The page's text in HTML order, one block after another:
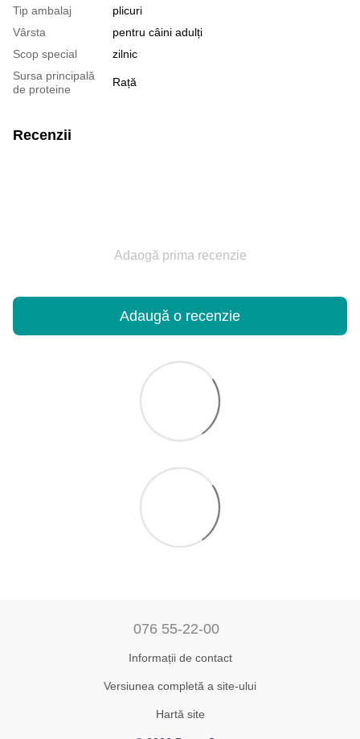
Tip ambalaj
plicuri
Vârsta
pentru câini adulți
Scop special
zilnic
Sursa principală
de proteine
Rață
Recenzii
Adaogă prima recenzie
Adaugă o recenzie
076 55-22-00
Informații de contact
Versiunea completă a site-ului
Hartă site